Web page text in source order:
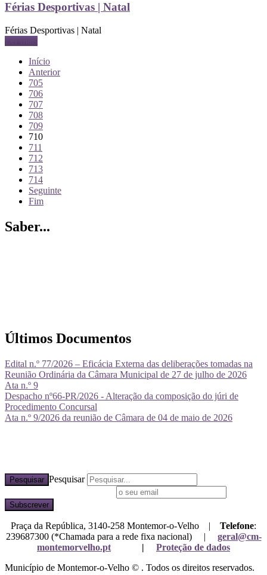
Férias Desportivas | Natal
Férias Desportivas | Natal
Ler mais
Início
Anterior
705
706
707
708
709
710
711
712
713
714
Seguinte
Fim
Saber...
Últimos Documentos
Edital n.º 77/2026 – Eficácia Externa das deliberações tomadas na
Reunião Ordinária da Câmara Municipal de 27 de julho de 2026
Ata n.º 9
Despacho nº66-PR/2026 - Alteração da composição do júri de
Procedimento Concursal
Ata n.º 9/2026 da reunião de Câmara de 04 de maio de 2026
Pesquisar Pesquisar
Praça da República, 3140-258 Montemor-o-Velho | Telefone:
239687300 (*Chamada para a rede fixa nacional) | geral@cm-
montemorvelho.pt
| Proteção de dados
Município de Montemor-o-Velho © . Todos os direitos reservados.